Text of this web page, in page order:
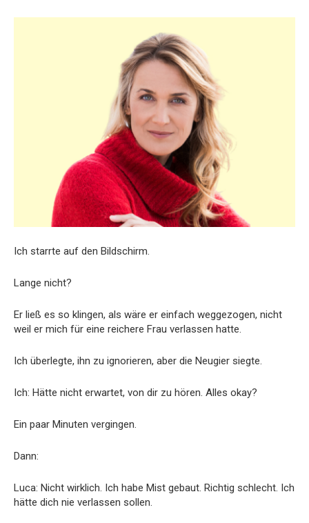
Ich starrte auf den Bildschirm.
Lange nicht?
Er ließ es so klingen, als wäre er einfach weggezogen, nicht
weil er mich für eine reichere Frau verlassen hatte.
Ich überlegte, ihn zu ignorieren, aber die Neugier siegte.
Ich: Hätte nicht erwartet, von dir zu hören. Alles okay?
Ein paar Minuten vergingen.
Dann:
Luca: Nicht wirklich. Ich habe Mist gebaut. Richtig schlecht. Ich
hätte dich nie verlassen sollen.